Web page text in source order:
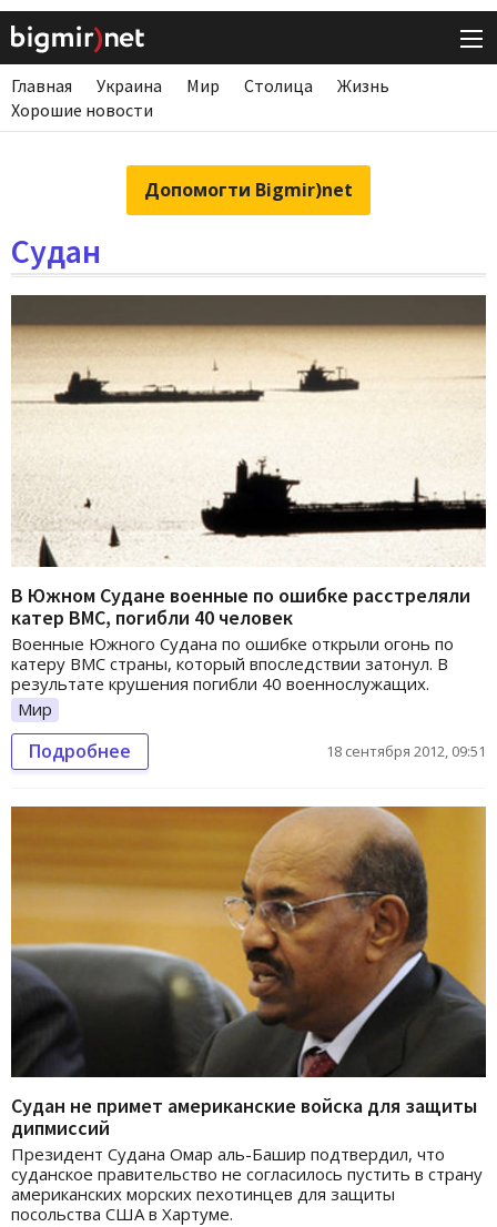
Главная Украина Мир Столица
Жизнь
Хорошие новости
Допомогти Bigmir)net
Судан
В Южном Судане военные по ошибке расстреляли
катер ВМС, погибли 40 человек
Военные Южного Судана по ошибке открыли огонь по
катеру ВМС страны, который впоследствии затонул. В
результате крушения погибли 40 военнослужащих.
Мир
Подробнее 18 сентября 2012, 09:51
Судан не примет американские войска для защиты
дипмиссий
Президент Судана Омар аль-Башир подтвердил, что
суданское правительство не согласилось пустить в страну
американских морских пехотинцев для защиты
посольства США в Хартуме.